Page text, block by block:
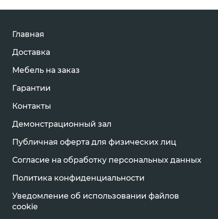
Главная
Доставка
Мебель на заказ
Гарантии
Контакты
Демонстрационный зал
Публичная оферта для физических лиц
Согласие на обработку персональных данных
Политика конфиденциальности
Уведомление об использовании файлов
cookie